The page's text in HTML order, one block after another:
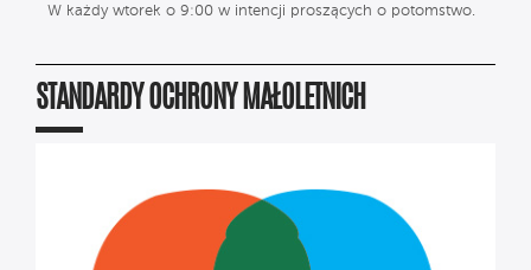
W każdy wtorek o 9:00 w intencji proszących o potomstwo.
STANDARDY OCHRONY MAŁOLETNICH